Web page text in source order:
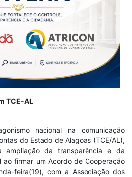
TCE-AL
nacional na comunicação
do Estado de Alagoas (TCE/AL),
ampliação da transparência e da
ao firmar um Acordo de Cooperação
feira(19), com a Associação dos